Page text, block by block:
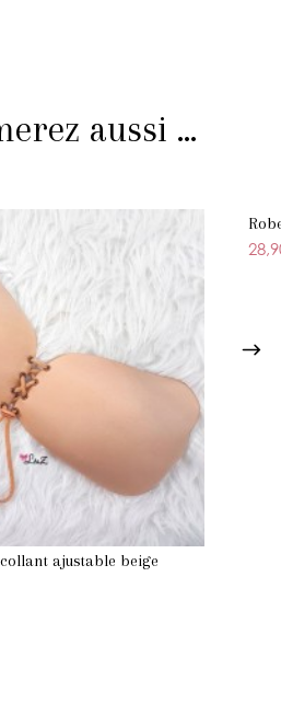
aussi ...
ajustable beige